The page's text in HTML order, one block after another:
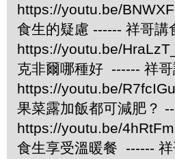
https://youtu.be/
食生的疑慮 ------ 祥哥講
https://youtu.be/
克非爾哪種好 ------ 祥
https://youtu.be/
果菜露加飯都可減肥？
https://youtu.be/
食生享受溫暖餐 ------